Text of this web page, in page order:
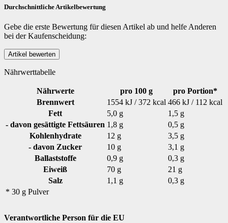
Durchschnittliche Artikelbewertung
Gebe die erste Bewertung für diesen Artikel ab und helfe Anderen
bei der Kaufenscheidung:
Nährwerttabelle
Nährwerte pro 100 g
pro Portion*
Brennwert
1554 kJ / 372 kcal 466 kJ / 112 kcal
Fett
5,0 g
1,5 g
- davon gesättigte Fettsäuren 1,8 g
0,5 g
Kohlenhydrate
12 g
3,5 g
- davon Zucker
10 g
3,1 g
Ballaststoffe
0,9 g
0,3 g
Eiweiß
70 g
21 g
Salz
1,1 g
0,3 g
* 30 g Pulver
Verantwortliche Person für die EU